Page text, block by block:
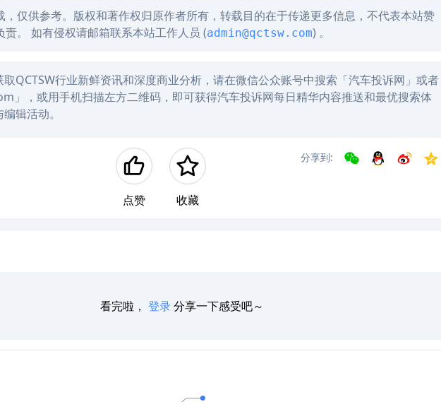
，仅供参考。版权和著作权归原作者所有，转载目的在于传递更多信息，不代表本站赞
责。 如有侵权请邮箱联系本站工作人员 (admin@qctsw.com) 。
取QCTSW行业新鲜资讯和深度商业分析，请在微信公众账号中搜索「汽车投诉网」或者
」，或用手机扫描左方二维码，即可获得汽车投诉网每日精华内容推送和最优搜索体
辑活动。
点赞 收藏
分享到:
看完啦， 登录分享一下感受吧～